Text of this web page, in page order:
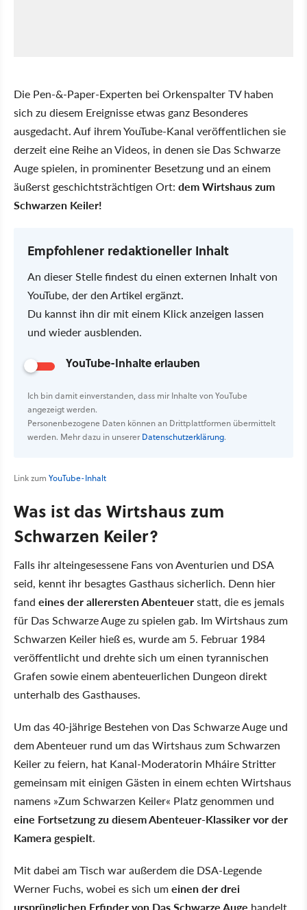
Die Pen-&-Paper-Experten bei Orkenspalter TV haben
sich zu diesem Ereignisse etwas ganz Besonderes
ausgedacht. Auf ihrem YouTube-Kanal veröffentlichen sie
derzeit eine Reihe an Videos, in denen sie Das Schwarze
Auge spielen, in prominenter Besetzung und an einem
äußerst geschichtsträchtigen Ort: dem Wirtshaus zum
Schwarzen Keiler!
Empfohlener redaktioneller Inhalt
An dieser Stelle findest du einen externen Inhalt von
YouTube, der den Artikel ergänzt.
Du kannst ihn dir mit einem Klick anzeigen lassen
und wieder ausblenden.
YouTube-Inhalte erlauben
Ich bin damit einverstanden, dass mir Inhalte von YouTube
angezeigt werden.
Personenbezogene Daten können an Drittplattformen übermittelt
werden. Mehr dazu in unsererDatenschutzerklärung.
Link zum YouTube-Inhalt
Was ist das Wirtshaus zum
Schwarzen Keiler?
Falls ihr alteingesessene Fans von Aventurien und DSA
seid, kennt ihr besagtes Gasthaus sicherlich. Denn hier
fand eines der allerersten Abenteuerstatt, die es jemals
für Das Schwarze Auge zu spielen gab. Im Wirtshaus zum
Schwarzen Keiler hieß es, wurde am 5. Februar 1984
veröffentlicht und drehte sich um einen tyrannischen
Grafen sowie einem abenteuerlichen Dungeon direkt
unterhalb des Gasthauses.
Um das 40-jährige Bestehen von Das Schwarze Auge und
dem Abenteuer rund um das Wirtshaus zum Schwarzen
Keiler zu feiern, hat Kanal-Moderatorin Mháire Stritter
gemeinsam mit einigen Gästen in einem echten Wirtshaus
namens Zum Schwarzen Keiler Platz genommen und
eine Fortsetzung zu diesem Abenteuer-Klassiker vor der
Kamera gespielt.
Mit dabei am Tisch war außerdem die DSA-Legende
Werner Fuchs, wobei es sich umeinen der drei
ursprünglichen Erfinder von Das Schwarze Auge handelt